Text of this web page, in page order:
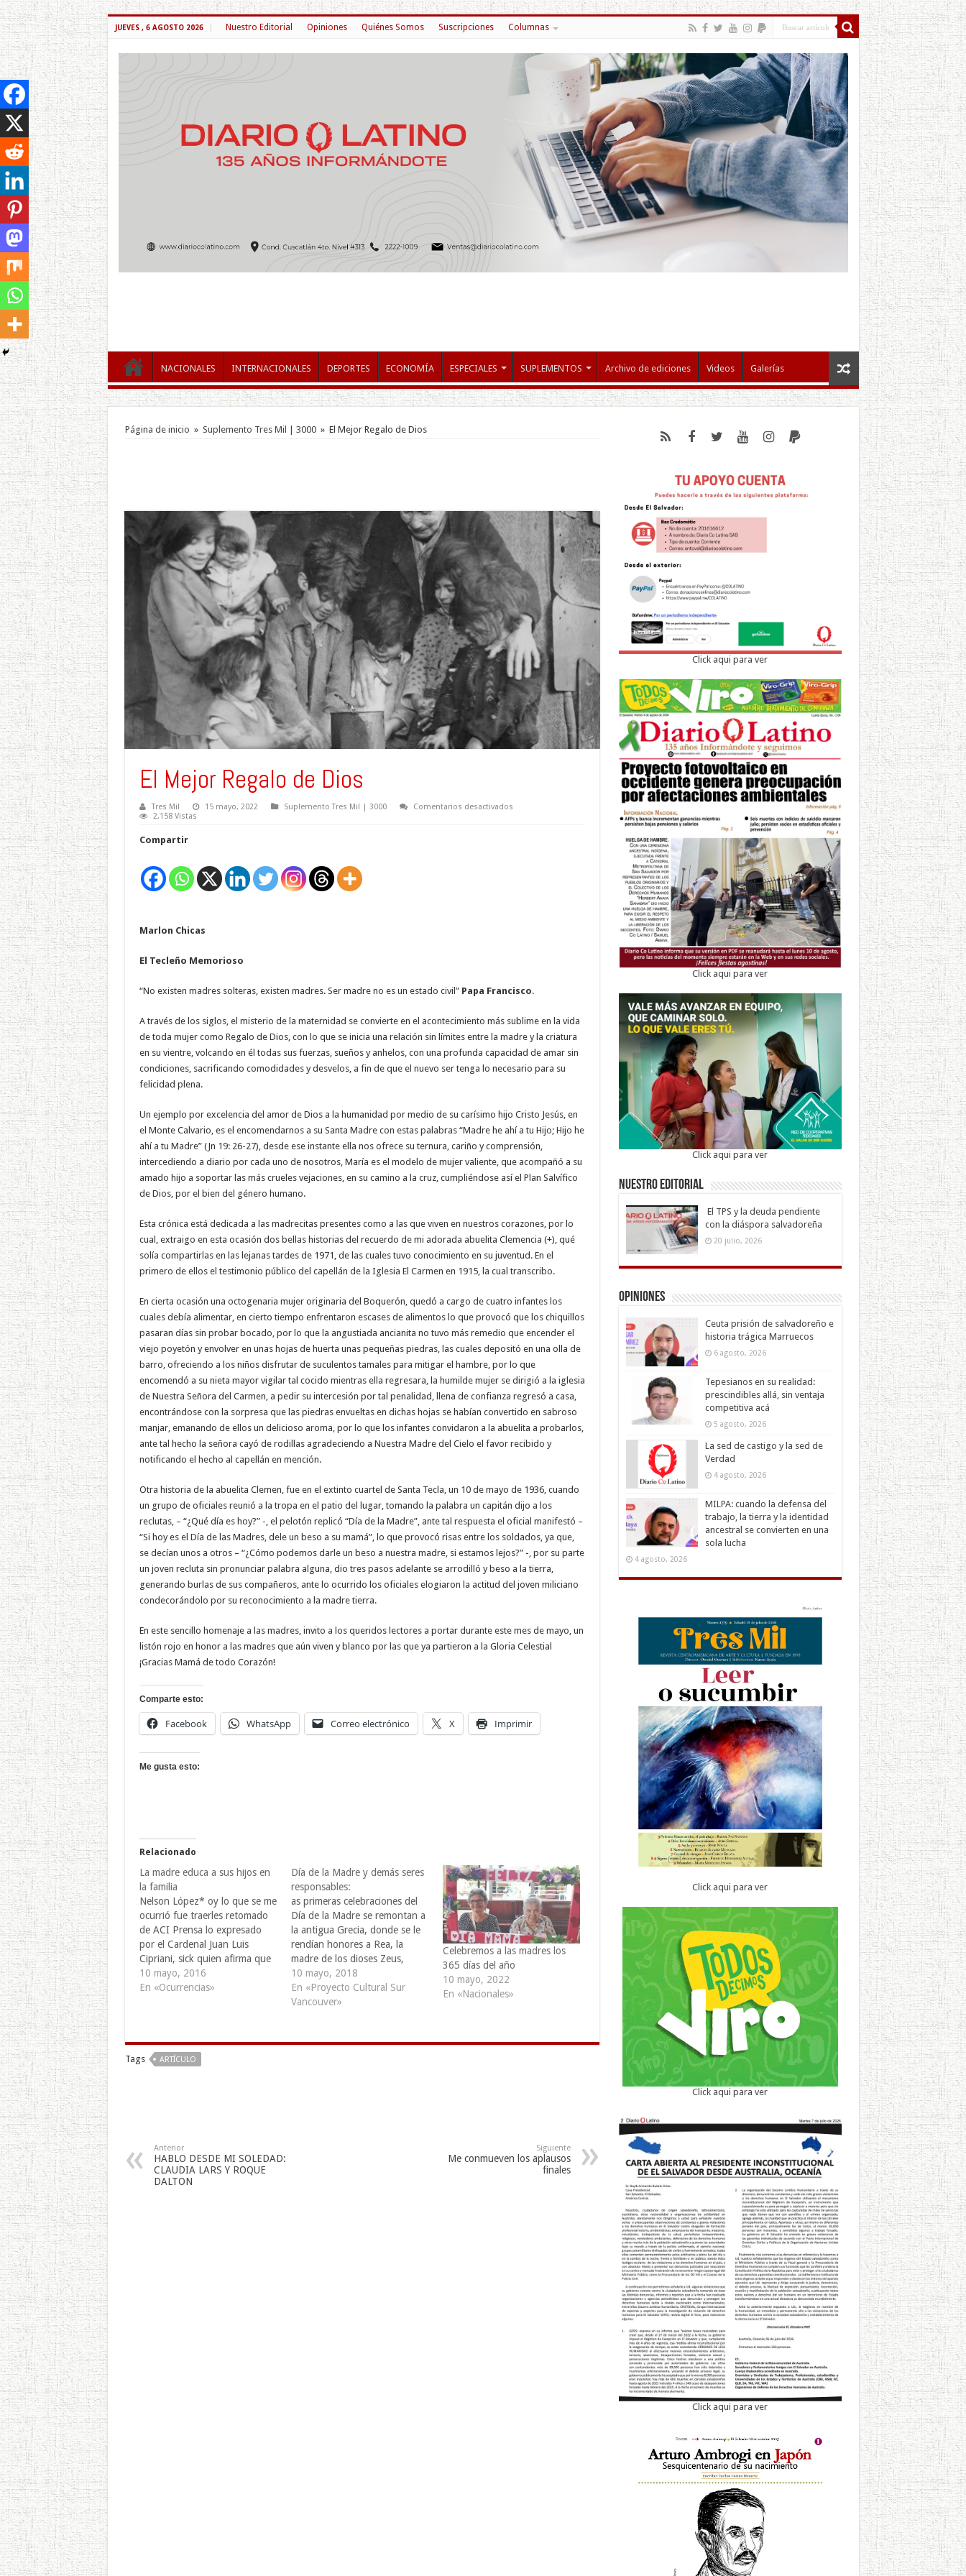
JUEVES , 6 AGOSTO 2026 Nuestro Editorial Opiniones Quiénes Somos Suscripciones Columnas
NACIONALES INTERNACIONALES DEPORTES ECONOMÍA ESPECIALES SUPLEMENTOS Archivo de ediciones Videos Galerías
Página de inicio » Suplemento Tres Mil | 3000 » El Mejor Regalo de Dios
El Mejor Regalo de Dios
Tres Mil 15 mayo, 2022 Suplemento Tres Mil | 3000 Comentarios desactivadosen
2,158 Vistas
Compartir
Marlon Chicas
El Tecleño Memorioso
“No existen madres solteras, existen madres. Ser madre no es un estado civil” Papa Francisco.
A través de los siglos, el misterio de la maternidad se convierte en el acontecimiento más sublime en la vida
de toda mujer como Regalo de Dios, con lo que se inicia una relación sin límites entre la madre y la criatura
en su vientre, volcando en él todas sus fuerzas, sueños y anhelos, con una profunda capacidad de amar sin
condiciones, sacrificando comodidades y desvelos, a fin de que el nuevo ser tenga lo necesario para su
felicidad plena.
Un ejemplo por excelencia del amor de Dios a la humanidad por medio de su carísimo hijo Cristo Jesús, en
el Monte Calvario, es el encomendarnos a su Santa Madre con estas palabras “Madre he ahí a tu Hijo; Hijo he
ahí a tu Madre” (Jn 19: 26-27), desde ese instante ella nos ofrece su ternura, cariño y comprensión,
intercediendo a diario por cada uno de nosotros, María es el modelo de mujer valiente, que acompañó a su
amado hijo a soportar las más crueles vejaciones, en su camino a la cruz, cumpliéndose así el Plan Salvífico
de Dios, por el bien del género humano.
Esta crónica está dedicada a las madrecitas presentes como a las que viven en nuestros corazones, por lo
cual, extraigo en esta ocasión dos bellas historias del recuerdo de mi adorada abuelita Clemencia (+), qué
solía compartirlas en las lejanas tardes de 1971, de las cuales tuvo conocimiento en su juventud. En el
primero de ellos el testimonio público del capellán de la Iglesia El Carmen en 1915, la cual transcribo.
En cierta ocasión una octogenaria mujer originaria del Boquerón, quedó a cargo de cuatro infantes los
cuales debía alimentar, en cierto tiempo enfrentaron escases de alimentos lo que provocó que los chiquillos
pasaran días sin probar bocado, por lo que la angustiada ancianita no tuvo más remedio que encender el
viejo poyetón y envolver en unas hojas de huerta unas pequeñas piedras, las cuales depositó en una olla de
barro, ofreciendo a los niños disfrutar de suculentos tamales para mitigar el hambre, por lo que
encomendó a su nieta mayor vigilar tal cocido mientras ella regresara, la humilde mujer se dirigió a la iglesia
de Nuestra Señora del Carmen, a pedir su intercesión por tal penalidad, llena de confianza regresó a casa,
encontrándose con la sorpresa que las piedras envueltas en dichas hojas se habían convertido en sabroso
manjar, emanando de ellos un delicioso aroma, por lo que los infantes convidaron a la abuelita a probarlos,
ante tal hecho la señora cayó de rodillas agradeciendo a Nuestra Madre del Cielo el favor recibido y
notificando el hecho al capellán en mención.
Otra historia de la abuelita Clemen, fue en el extinto cuartel de Santa Tecla, un 10 de mayo de 1936, cuando
un grupo de oficiales reunió a la tropa en el patio del lugar, tomando la palabra un capitán dijo a los
reclutas, – “¿Qué día es hoy?” -, el pelotón replicó “Día de la Madre”, ante tal respuesta el oficial manifestó –
“Si hoy es el Día de las Madres, dele un beso a su mamá”, lo que provocó risas entre los soldados, ya que,
se decían unos a otros – “¿Cómo podemos darle un beso a nuestra madre, si estamos lejos?” -, por su parte
un joven recluta sin pronunciar palabra alguna, dio tres pasos adelante se arrodilló y beso a la tierra,
generando burlas de sus compañeros, ante lo ocurrido los oficiales elogiaron la actitud del joven miliciano
condecorándolo por su reconocimiento a la madre tierra.
En este sencillo homenaje a las madres, invito a los queridos lectores a portar durante este mes de mayo, un
listón rojo en honor a las madres que aún viven y blanco por las que ya partieron a la Gloria Celestial
¡Gracias Mamá de todo Corazón!
Comparte esto:
Facebook WhatsApp Correo electrónico X Imprimir
Me gusta esto:
Relacionado
La madre educa a sus hijos en
la familia
Nelson López* oy lo que se me
ocurrió fue traerles retomado
de ACI Prensa lo expresado
por el Cardenal Juan Luis
Cipriani, sick quien afirma que
“la mamá es lo más grandioso
que podemos tener”, recipe
10 mayo, 2016
En «Ocurrencias»
Día de la Madre y demás seres
responsables:
as primeras celebraciones del
Día de la Madre se remontan a
la antigua Grecia, donde se le
rendían honores a Rea, la
madre de los dioses Zeus,
Poseidón y Hades. Igualmente
los romanos llamaron a esta
celebración Hilaria cuando la
10 mayo, 2018
En «Proyecto Cultural Sur
Vancouver»
Celebremos a las madres los
365 días del año
10 mayo, 2022
En «Nacionales»
Tags ARTÍCULO
Anterior
HABLO DESDE MI SOLEDAD:
CLAUDIA LARS Y ROQUE
DALTON
Siguiente
Me conmueven los aplausos
finales
Click aqui para ver
Click aqui para ver
Click aqui para ver
Nuestro Editorial
El TPS y la deuda pendiente
con la diáspora salvadoreña
20 julio, 2026
Opiniones
Ceuta prisión de salvadoreño e
historia trágica Marruecos
6 agosto, 2026
Tepesianos en su realidad:
prescindibles allá, sin ventaja
competitiva acá
5 agosto, 2026
La sed de castigo y la sed de
Verdad
4 agosto, 2026
MILPA: cuando la defensa del
trabajo, la tierra y la identidad
ancestral se convierten en una
sola lucha
4 agosto, 2026
Click aqui para ver
Click aqui para ver
Click aqui para ver